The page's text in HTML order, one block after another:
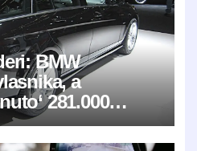
BMW
a
281.000